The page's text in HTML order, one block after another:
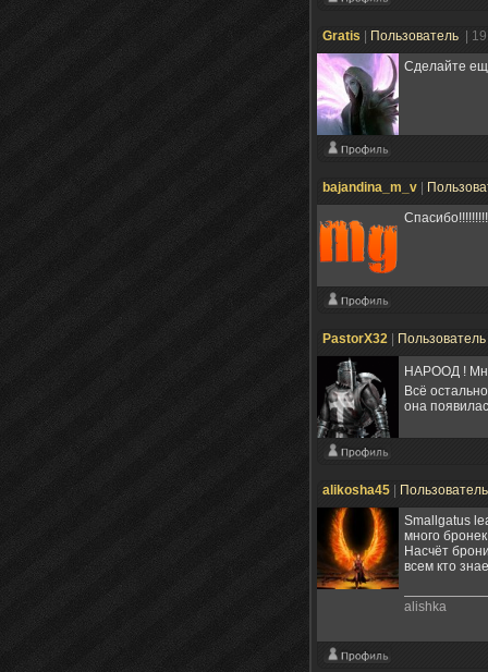
Gratis Пользователь
|
Сделайте
bajandina_m_v
PastorX32 Пользователь
НАРООД !
Всё
она
alikosha45
Smallgatus
много
Насчёт
всем кто
alishka